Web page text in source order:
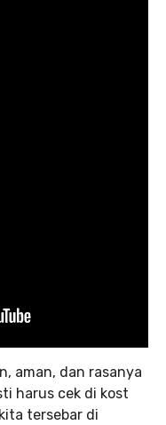
aman, dan rasanya
harus cek di kost
tersebar di